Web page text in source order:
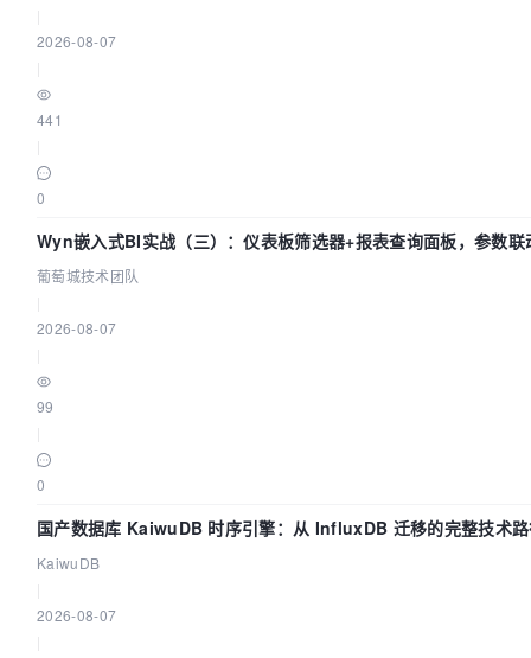
2026-08-07
441
0
Wyn嵌入式BI实战（三）：仪表板筛选器+报表查询面板，参数联
葡萄城技术团队
2026-08-07
99
0
国产数据库 KaiwuDB 时序引擎：从 InfluxDB 迁移的完整技术
KaiwuDB
2026-08-07